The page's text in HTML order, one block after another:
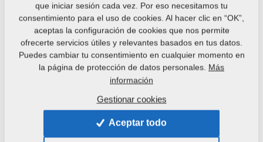
Historia de un cliente
satisfecho con la tecnología de
Farmet desde Oregón (EE.UU.)
Suministramos nuestra tecnología
más moderna de procesamiento de
semillas oleaginosas a nuestro cliente
– la sociedad Natural Plant Products...
Historia de
satisfecho
de
Zarasai,
pueblo lituano
que iniciar sesión cada vez. Por eso necesitamos tu
consentimiento para el uso de cookies. Al hacer clic en “OK”,
aceptas la configuración de cookies que nos permite
ofrecerte servicios útiles y relevantes basados en tus datos.
Puedes cambiar tu consentimiento en cualquier momento en
la página de protección de datos personales. Más
información
Gestionar cookies
Aceptar todo